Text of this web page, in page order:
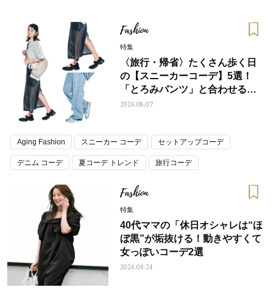
ママとパパに贈る「ジェンダーレ
ス学」
人気の40代髪型・ヘア
タログ
Fashion
特集
〈旅行・帰省〉たくさん歩く日
の【スニーカーコーデ】5選！
「とろみパンツ」と合わせるの
が正解
2026.08.07
Aging Fashion スニーカー コーデ セットアップコーデ
デニム コーデ 夏コーデ トレンド 旅行コーデ
Fashion
特集
40代ママの「休日オシャレは“ほ
ぼ黒”が垢抜ける！動きやすくて
女っぽいコーデ2選
2026.06.24